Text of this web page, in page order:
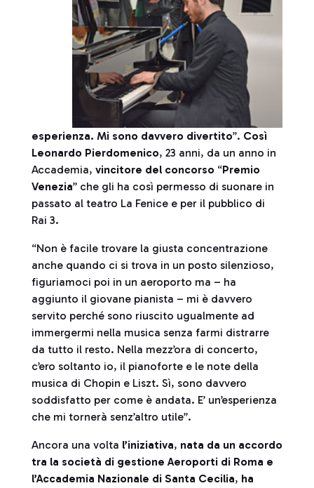
esperienza. Mi sono davvero divertito”. Così
Leonardo Pierdomenico, 23 anni, da un anno in
Accademia, vincitore del concorso “Premio
Venezia” che gli ha così permesso di suonare in
passato al teatro La Fenice e per il pubblico di
Rai 3.
“Non è facile trovare la giusta concentrazione
anche quando ci si trova in un posto silenzioso,
figuriamoci poi in un aeroporto ma – ha
aggiunto il giovane pianista – mi è davvero
servito perché sono riuscito ugualmente ad
immergermi nella musica senza farmi distrarre
da tutto il resto. Nella mezz’ora di concerto,
c’ero soltanto io, il pianoforte e le note della
musica di Chopin e Liszt. Sì, sono davvero
soddisfatto per come è andata. E’ un’esperienza
che mi tornerà senz’altro utile”.
Ancora una volta l’iniziativa, nata da un accordo
tra la società di gestione Aeroporti di Roma e
l’Accademia Nazionale di Santa Cecilia, ha